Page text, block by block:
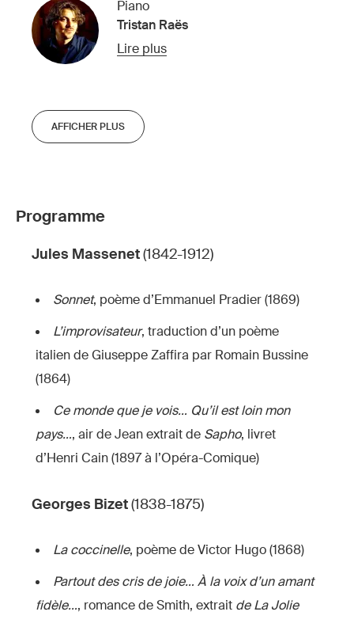
Piano
Tristan Raës
Lire plus
AFFICHER PLUS
Programme
Jules Massenet(1842-1912)
Sonnet, poème d’Emmanuel Pradier (1869)
L’improvisateur, traduction d’un poème
italien de Giuseppe Zaffira par Romain Bussine
(1864)
Ce monde que je vois… Qu’il est loin mon
pays…, air de Jean extrait de Sapho, livret
d’Henri Cain (1897 à l’Opéra-Comique)
Georges Bizet(1838-1875)
La coccinelle, poème de Victor Hugo (1868)
Partout des cris de joie… À la voix d’un amant
fidèle…, romance de Smith, extrait de La Jolie